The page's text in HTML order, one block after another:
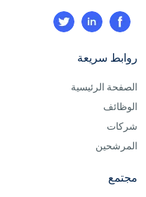
روابط سريعة
الصفحة الرئيسية
الوظائف
شركات
المرشحين
مجتمع